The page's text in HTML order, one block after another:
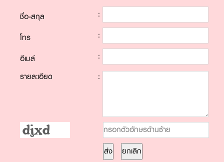
ชื่อ-สกุล
:
โทร :
อีเมล์
:
รายละเอียด
: